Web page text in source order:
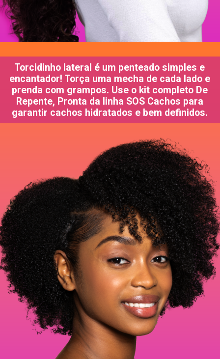
Torcidinho lateral é um penteado simples e
encantador! Torça uma mecha de cada lado e
prenda com grampos. Use o kit completo De
Repente, Pronta da linha SOS Cachos para
garantir cachos hidratados e bem definidos.